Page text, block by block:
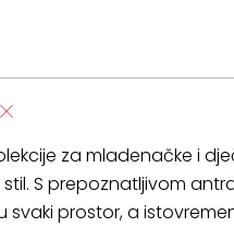
za mladenačke i
S prepoznatljivom
prostor, a